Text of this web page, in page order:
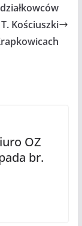
Kościuszki
OZ
br.